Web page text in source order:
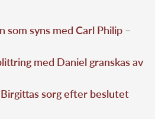
som syns med Carl Philip –
med Daniel granskas av
Birgittas sorg efter beslutet